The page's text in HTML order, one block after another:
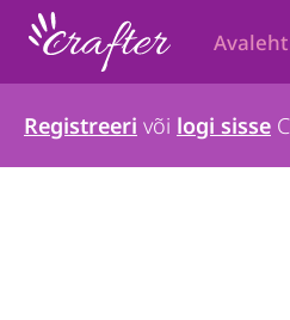
Avaleht
Registreeri või logi sisse